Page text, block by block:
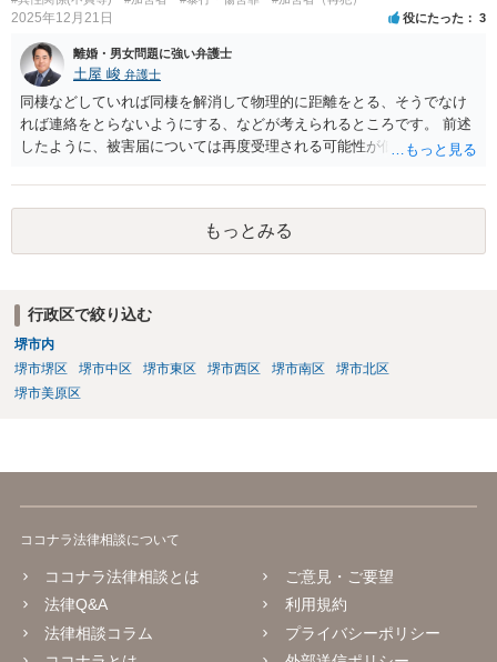
2025年12月21日 役にたった 3
離婚・男女問題に強い弁護士
土屋 峻 弁護士
同棲などしていれば同棲を解消して物理的に距離をとる、そうでなけ
れば連絡をとらないようにする、などが考えられるところです。 前述
したように、被害届については再度受理される可能性が低く、結婚詐
性はそれほど高くないように思います。 不倫相手との清算方法（別れ
方）となると、なかなか弁護士が関与しづらい領域となります。もっ
とも、相手方の提示する条件が奏功するようなものではないことか
ら、条件についてはそれほど恐れる必要はないだろうと思います。な
請求権が誰の誰に対するものが発生する可能性があるかどうかは検討
する必要があるでしょう。
もっとみる
行政区で絞り込む
堺市内
堺市堺区
堺市中区 堺市東区 堺市西区 堺市南区
堺市北区
堺市美原区
ココナラ法律相談について
ココナラ法律相談とは
法律Q&A
法律相談コラム
ご意見・ご要望
利用規約
プライバシーポリシー